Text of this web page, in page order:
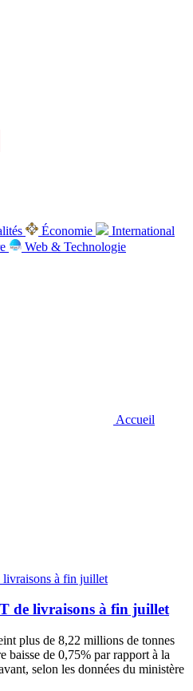
Économie
International
Web & Technologie
Accueil
de livraisons à fin juillet
plus de 8,22 millions de tonnes
de 0,75% par rapport à la
selon les données du ministère